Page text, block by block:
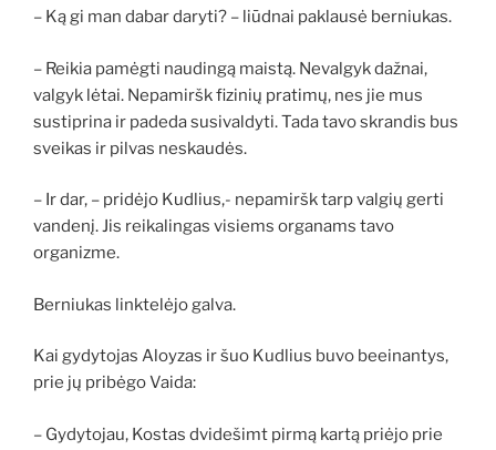
– Ką gi man dabar daryti? – liūdnai paklausė berniukas.
– Reikia pamėgti naudingą maistą. Nevalgyk dažnai,
valgyk lėtai. Nepamiršk fizinių pratimų, nes jie mus
sustiprina ir padeda susivaldyti. Tada tavo skrandis bus
sveikas ir pilvas neskaudės.
– Ir dar, – pridėjo Kudlius,- nepamiršk tarp valgių gerti
vandenį. Jis reikalingas visiems organams tavo
organizme.
Berniukas linktelėjo galva.
Kai gydytojas Aloyzas ir šuo Kudlius buvo beeinantys,
prie jų pribėgo Vaida:
– Gydytojau, Kostas dvidešimt pirmą kartą priėjo prie